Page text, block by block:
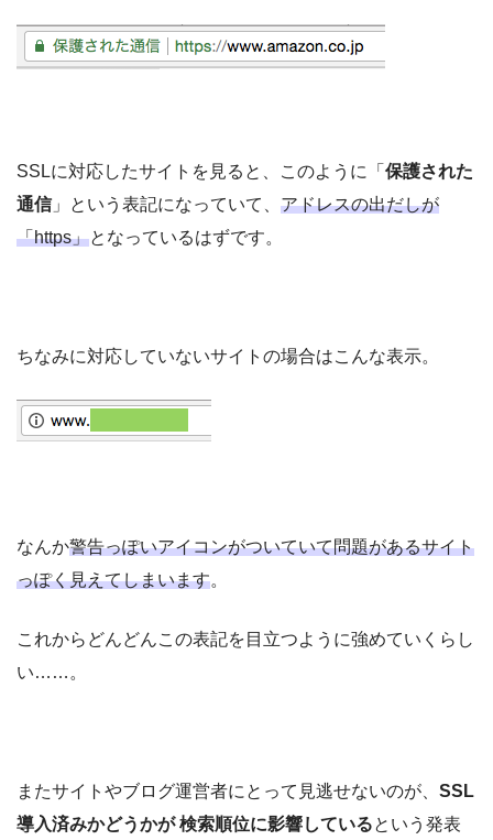
SSLに対応したサイトを見ると、このように「 保護された
通信」という表記になっていて、 アドレスの出だしが
「https」となっているはずです。
ちなみに対応していないサイトの場合はこんな表示。
なんか警告っぽいアイコンがついていて問題があるサイト
っぽく見えてしまいます。
これからどんどんこの表記を目立つように強めていくらし
い……。
またサイトやブログ運営者にとって見逃せないのが、 SSL
導入済みかどうかが 検索順位に影響しているという発表